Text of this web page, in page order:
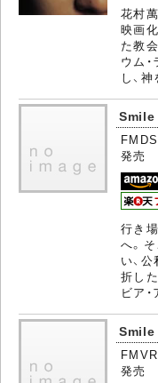
花村
映画
た教
ウム
し、
Smile
発売
行き
へ。
い、
折し
ビア
Smile
発売